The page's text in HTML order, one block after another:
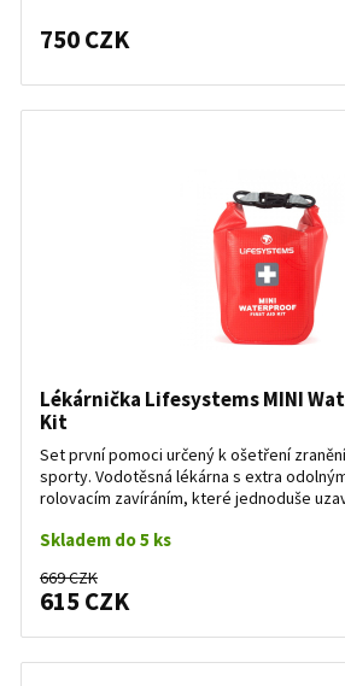
750 CZK
Lékárnička Lifesystems MINI
Kit
Set první pomoci určený k ošetření
sporty. Vodotěsná lékárna s extra
rolovacím zavíráním, které jednoduše
Skladem do 5 ks
669 CZK
615 CZK